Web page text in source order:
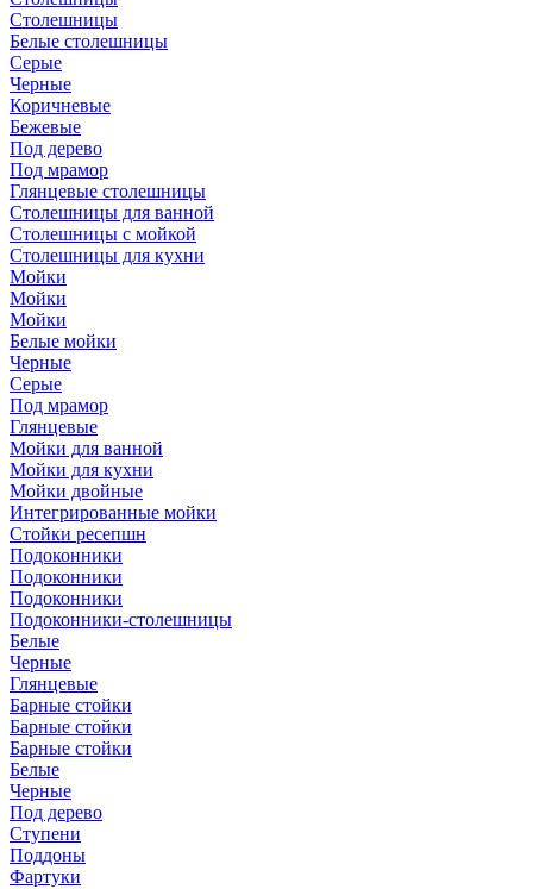
Столешницы
Белые столешницы
Серые
Черные
Коричневые
Бежевые
Под дерево
Под мрамор
Глянцевые столешницы
Столешницы для ванной
Столешницы с мойкой
Столешницы для кухни
Мойки
Мойки
Мойки
Белые мойки
Черные
Серые
Под мрамор
Глянцевые
Мойки для ванной
Мойки для кухни
Мойки двойные
Интегрированные мойки
Стойки ресепшн
Подоконники
Подоконники
Подоконники
Подоконники-столешницы
Белые
Черные
Глянцевые
Барные стойки
Барные стойки
Барные стойки
Белые
Черные
Под дерево
Ступени
Поддоны
Фартуки